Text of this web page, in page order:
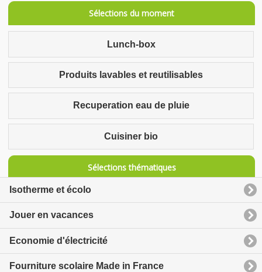
Sélections du moment
Lunch-box
Produits lavables et reutilisables
Recuperation eau de pluie
Cuisiner bio
Sélections thématiques
Isotherme et écolo
Jouer en vacances
Economie d'électricité
Fourniture scolaire Made in France